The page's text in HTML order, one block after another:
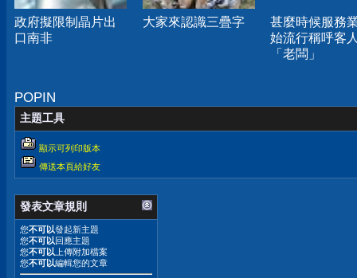
政府擬限制晶片出
口南非
大家來認識三疊字
甚麼時候服務
始流行稱呼客
「老闆」
POPIN
主題工具
顯示可列印版本
傳送本頁給好友
發表文章規則
您不可以發起新主題
您不可以回應主題
您不可以 上傳附加檔案
您不可以編輯您的文章